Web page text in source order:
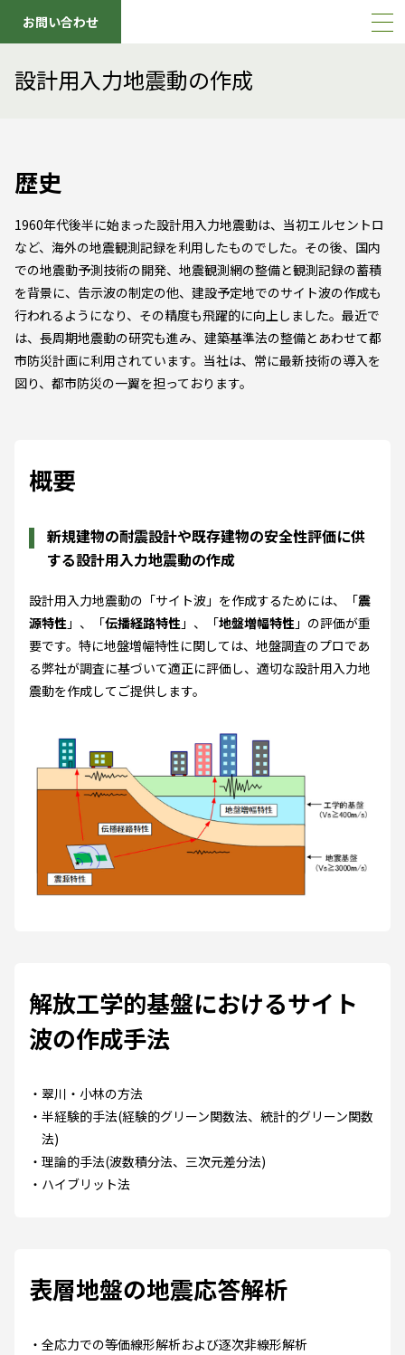
お問い合わせ
設計用入力地震動の作成
歴史
1960年代後半に始まった設計用入力地震動は、当初エルセントロ
など、海外の地震観測記録を利用したものでした。その後、国内
での地震動予測技術の開発、地震観測網の整備と観測記録の蓄積
を背景に、告示波の制定の他、建設予定地でのサイト波の作成も
行われるようになり、その精度も飛躍的に向上しました。最近で
は、長周期地震動の研究も進み、建築基準法の整備とあわせて都
市防災計画に利用されています。当社は、常に最新技術の導入を
図り、都市防災の一翼を担っております。
概要
新規建物の耐震設計や既存建物の安全性評価に供
する設計用入力地震動の作成
設計用入力地震動の「サイト波」を作成するためには、「震
源特性 」、「伝播経路特性 」、「地盤増幅特性 」の評価が重
要です。特に地盤増幅特性に関しては、地盤調査のプロであ
る弊社が調査に基づいて適正に評価し、適切な設計用入力地
震動を作成してご提供します。
解放工学的基盤におけるサイト
波の作成手法
翠川・小林の方法
半経験的手法(経験的グリーン関数法、統計的グリーン関数
法)
理論的手法(波数積分法、三次元差分法)
ハイブリット法
表層地盤の地震応答解析
全応力での等価線形解析および逐次非線形解析